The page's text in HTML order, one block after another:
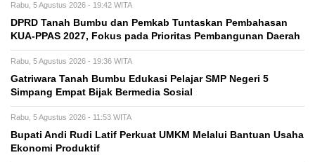
Rabu, 5 Agustus 2026 - 19:42 WITA
DPRD Tanah Bumbu dan Pemkab Tuntaskan Pembahasan
KUA-PPAS 2027, Fokus pada Prioritas Pembangunan Daerah
Rabu, 5 Agustus 2026 - 19:36 WITA
Gatriwara Tanah Bumbu Edukasi Pelajar SMP Negeri 5
Simpang Empat Bijak Bermedia Sosial
Rabu, 5 Agustus 2026 - 11:53 WITA
Bupati Andi Rudi Latif Perkuat UMKM Melalui Bantuan Usaha
Ekonomi Produktif